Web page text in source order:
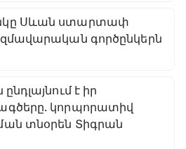
Սևան ստարտափ
գործընկերն
է իր
կորպորատիվ
տնօրեն Տիգրան